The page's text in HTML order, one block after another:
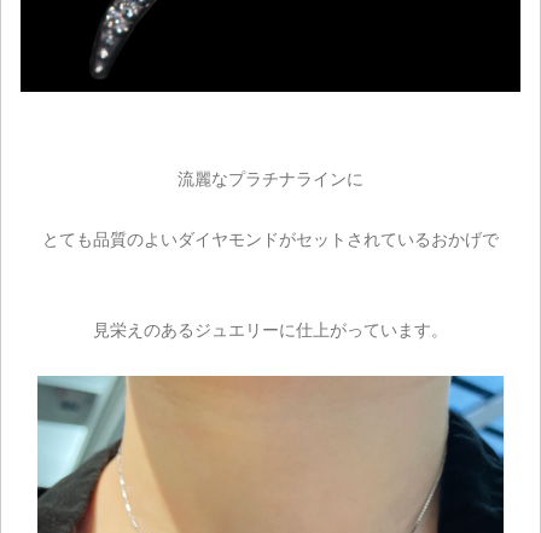
流麗なプラチナラインに
とても品質のよいダイヤモンドがセットされているおかげで
見栄えのあるジュエリーに仕上がっています。